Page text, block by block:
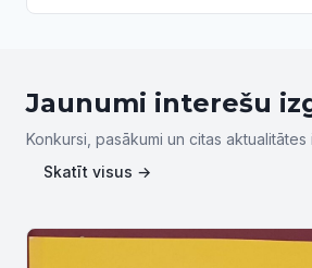
Jaunumi interešu
Konkursi, pasākumi un citas
Skatīt visus →